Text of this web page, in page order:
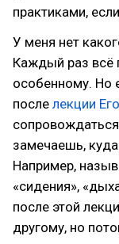
практиками,
У меня нет
Каждый раз всё
особенному. Но
после лекции
замечаешь,
Например,
«сидения»,
после этой
другому, но